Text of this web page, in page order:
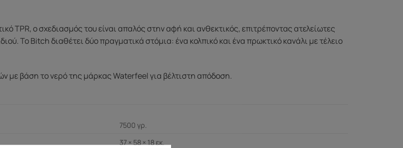
TPR, ο σχεδιασμός του είναι απαλός στην αφή και ανθεκτικός, επιτρέποντας ατελείωτες
Το Bitch διαθέτει δύο πραγματικά στόμια: ένα κολπικό και ένα πρωκτικό κανάλι με τέλειο
με βάση το νερό της μάρκας Waterfeel για βέλτιστη απόδοση.
7500 γρ.
37 × 58 × 18 εκ.